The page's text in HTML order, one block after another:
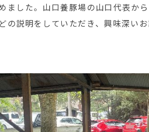
した。山口養豚場の山口代表か
説明をしていただき、興味深い